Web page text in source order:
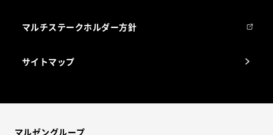
マルチステークホルダー方針
サイトマップ
マルゼングループ